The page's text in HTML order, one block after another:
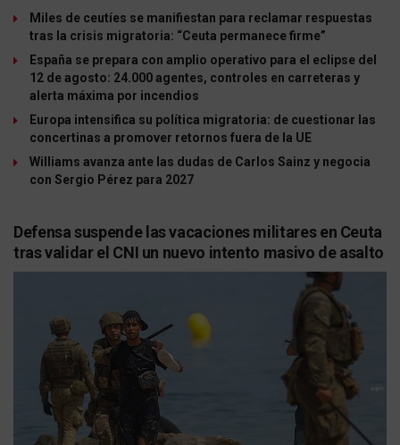
Miles de ceutíes se manifiestan para reclamar respuestas
tras la crisis migratoria: “Ceuta permanece firme”
España se prepara con amplio operativo para el eclipse del
12 de agosto: 24.000 agentes, controles en carreteras y
alerta máxima por incendios
Europa intensifica su política migratoria: de cuestionar las
concertinas a promover retornos fuera de la UE
Williams avanza ante las dudas de Carlos Sainz y negocia
con Sergio Pérez para 2027
Defensa suspende las vacaciones militares en Ceuta
tras validar el CNI un nuevo intento masivo de asalto